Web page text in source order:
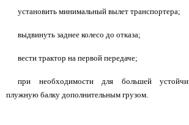
установить минимальный вылет транспортера;
выдвинуть заднее колесо до отказа;
вести трактор на первой передаче;
при необходимости для большей
плужную балку дополнительным грузом.